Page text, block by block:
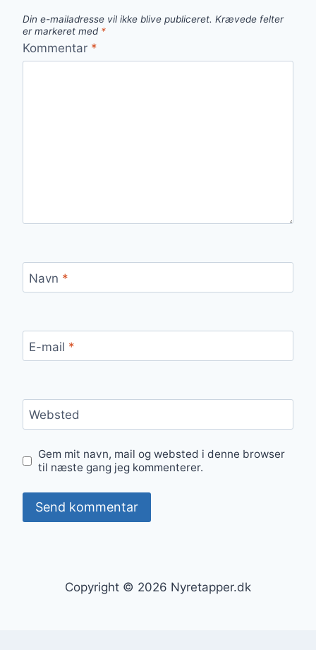
Din e-mailadresse vil ikke blive publiceret. Krævede felter
er markeret med *
Kommentar *
Navn *
E-mail *
Websted
Gem mit navn, mail og websted i denne browser
til næste gang jeg kommenterer.
Copyright © 2026 Nyretapper.dk